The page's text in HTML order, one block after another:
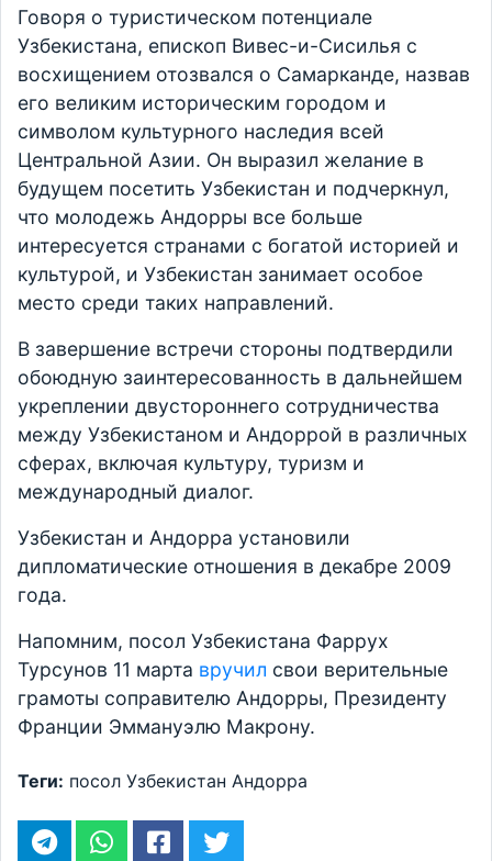
Говоря о туристическом потенциале
Узбекистана, епископ Вивес-и-Сисилья с
восхищением отозвался о Самарканде, назвав
его великим историческим городом и
символом культурного наследия всей
Центральной Азии. Он выразил желание в
будущем посетить Узбекистан и подчеркнул,
что молодежь Андорры все больше
интересуется странами с богатой историей и
культурой, и Узбекистан занимает особое
место среди таких направлений.
В завершение встречи стороны подтвердили
обоюдную заинтересованность в дальнейшем
укреплении двустороннего сотрудничества
между Узбекистаном и Андоррой в различных
сферах, включая культуру, туризм и
международный диалог.
Узбекистан и Андорра установили
дипломатические отношения в декабре 2009
года.
Напомним, посол Узбекистана Фаррух
Турсунов 11 марта вручил свои верительные
грамоты соправителю Андорры, Президенту
Франции Эммануэлю Макрону.
Теги: посол Узбекистан Андорра